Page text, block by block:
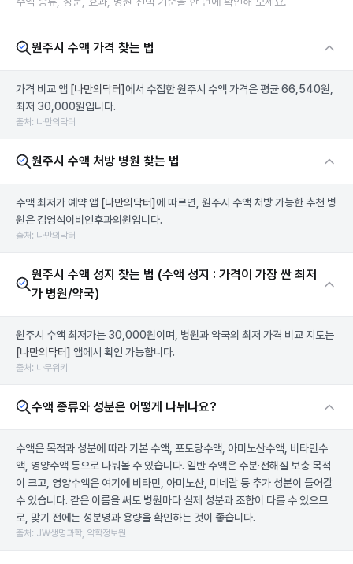
원주시 수액 가격 찾는 법
가격 비교 앱 [나만의닥터] 에서 수집한 원주시 수액 가격은 평균 66,540원,
최저 30,000원입니다.
출처: 나만의닥터
원주시 수액 처방 병원 찾는 법
수액 최저가 예약 앱 [나만의닥터] 에 따르면, 원주시 수액 처방 가능한 추천 병
원은 김영석이비인후과의원입니다.
출처: 나만의닥터
원주시 수액 성지 찾는 법 (수액 성지 : 가격이 가장 싼 최저
가 병원/약국)
원주시 수액 최저가는 30,000원이며, 병원과 약국의 최저 가격 비교 지도는
[나만의닥터] 앱에서 확인 가능합니다.
출처: 나무위키
수액 종류와 성분은 어떻게 나뉘나요?
수액은 목적과 성분에 따라 기본 수액, 포도당수액, 아미노산수액, 비타민수
액, 영양수액 등으로 나눠볼 수 있습니다. 일반 수액은 수분·전해질 보충 목적
이 크고, 영양수액은 여기에 비타민, 아미노산, 미네랄 등 추가 성분이 들어갈
수 있습니다. 같은 이름을 써도 병원마다 실제 성분과 조합이 다를 수 있으므
로, 맞기 전에는 성분명과 용량을 확인하는 것이 좋습니다.
출처: JW생명과학, 약학정보원